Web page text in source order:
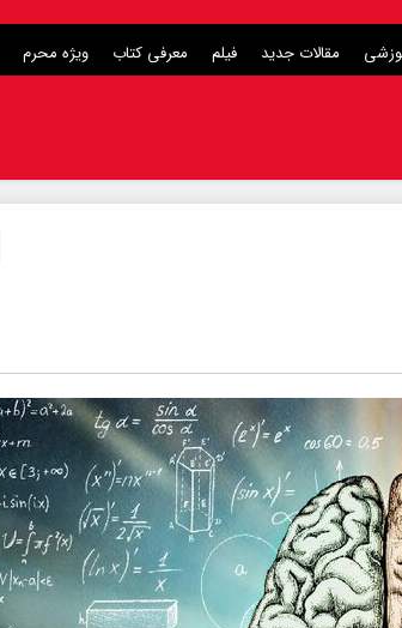
مقالات جدید فیلم معرفی کتاب ویژه محرم